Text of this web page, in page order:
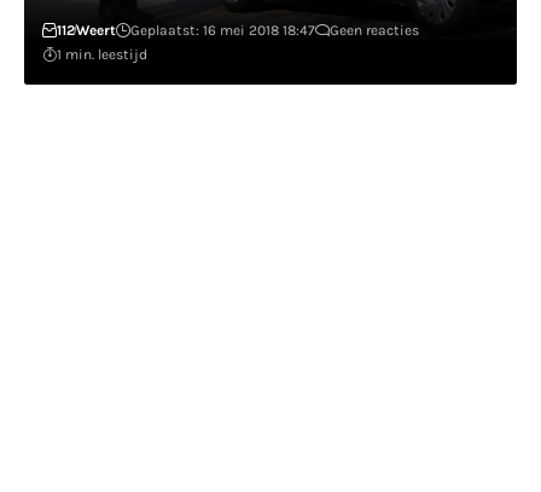
112Weert Geplaatst: 16 mei 2018 18:47
Geen reacties
1 min. leestijd